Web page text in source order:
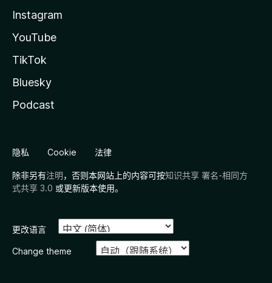
Instagram
YouTube
TikTok
Bluesky
Podcast
隐私 Cookie 法律
除非另有注明，否则本网站上的内容可按知识共享 署名-相同方
式共享 3.0 或更新版本使用。
更改语言
Change theme